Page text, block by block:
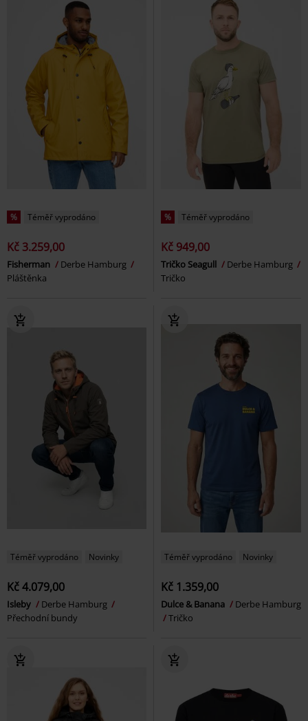
% Téměř vyprodáno
Kč 3.259,00
Fisherman
Derbe Hamburg
Pláštěnka
% Téměř vyprodáno
Kč 949,00
Tričko Seagull
Derbe Hamburg
Tričko
Téměř vyprodáno Novinky
Kč 4.079,00
Isleby
Derbe Hamburg
Přechodní bundy
Téměř vyprodáno Novinky
Kč 1.359,00
Dulce & Banana
Derbe Hamburg
Tričko